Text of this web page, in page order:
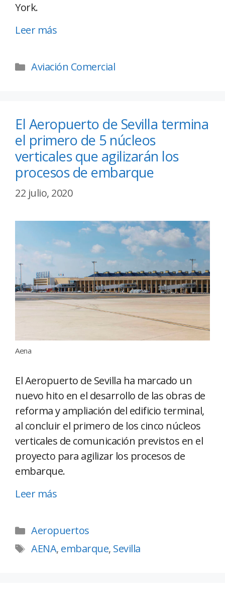
York.
Leer más
Aviación Comercial
El Aeropuerto de Sevilla termina
el primero de 5 núcleos
verticales que agilizarán los
procesos de embarque
22 julio, 2020
Aena
El Aeropuerto de Sevilla ha marcado un
nuevo hito en el desarrollo de las obras de
reforma y ampliación del edificio terminal,
al concluir el primero de los cinco núcleos
verticales de comunicación previstos en el
proyecto para agilizar los procesos de
embarque.
Leer más
Aeropuertos
AENA, embarque, Sevilla